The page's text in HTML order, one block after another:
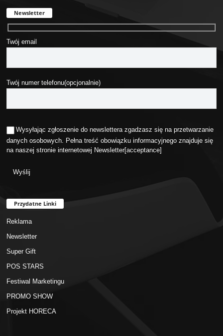
Newsletter
Twój email
Twój numer telefonu(opcjonalnie)
Wysyłając zgłoszenie do newslettera zgadzasz się na przetwarzanie
danych osobowych. Pełna treść obowiązku informacyjnego znajduje się
na naszej stronie internetowej Newsletter[acceptance]
Przydatne Linki
Reklama
Newsletter
Super Gift
POS STARS
Festiwal Marketingu
PROMO SHOW
Projekt HORECA